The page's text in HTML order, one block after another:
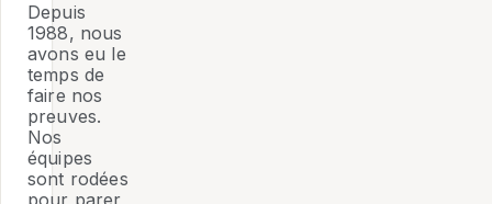
Depuis
1988, nous
avons eu le
temps de
faire nos
preuves.
Nos
équipes
sont rodées